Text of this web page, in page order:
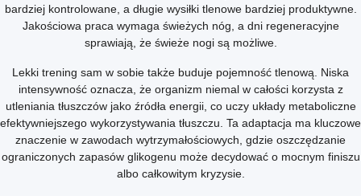
bardziej kontrolowane, a długie wysiłki tlenowe bardziej produktywne.
Jakościowa praca wymaga świeżych nóg, a dni regeneracyjne
sprawiają, że świeże nogi są możliwe.
Lekki trening sam w sobie także buduje pojemność tlenową. Niska
intensywność oznacza, że organizm niemal w całości korzysta z
utleniania tłuszczów jako źródła energii, co uczy układy metaboliczne
efektywniejszego wykorzystywania tłuszczu. Ta adaptacja ma kluczowe
znaczenie w zawodach wytrzymałościowych, gdzie oszczędzanie
ograniczonych zapasów glikogenu może decydować o mocnym finiszu
albo całkowitym kryzysie.